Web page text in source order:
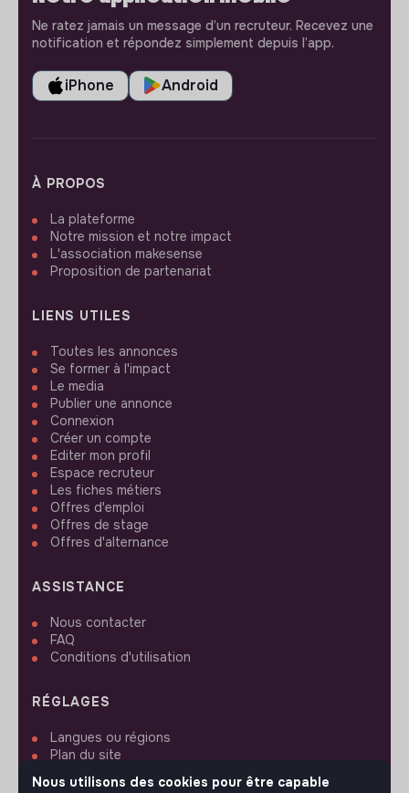
Ne ratez jamais un message d’un recruteur. Recevez une
notification et répondez simplement depuis l’app.
iPhone Android
À PROPOS
La plateforme
Notre mission et notre impact
L'association makesense
Proposition de partenariat
LIENS UTILES
Toutes les annonces
Se former à l'impact
Le media
Publier une annonce
Connexion
Créer un compte
Editer mon profil
Espace recruteur
Les fiches métiers
Offres d'emploi
Offres de stage
Offres d'alternance
ASSISTANCE
Nous contacter
FAQ
Conditions d'utilisation
RÉGLAGES
Langues ou régions
Plan du site
Paramètres des cookies
Nous utilisons des cookies pour être capable